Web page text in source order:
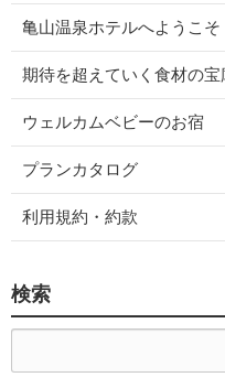
亀山温泉ホテルへようこそ
期待を超えていく食材の
ウェルカムベビーのお宿
プランカタログ
利用規約・約款
検索